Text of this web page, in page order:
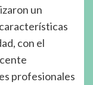
un
con el
profesionales